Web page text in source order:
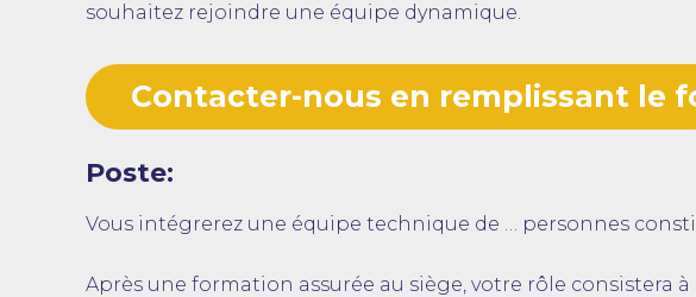
souhaitez rejoindre une équipe dynamique.
Contacter-nous en remplissant le
Poste:
Vous intégrerez une équipe technique de … personnes
Après une formation assurée au siège, votre rôle consistera à :